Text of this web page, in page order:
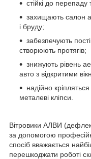
стійкі до
захищають салон
і бруду;
забезпечують
створюють протягів;
знижують рівень
авто з відкритими
надійно
металеві кліпси.
Вітровики АЛВИ
за допомогою
спосіб вважається
перешкоджати роботі